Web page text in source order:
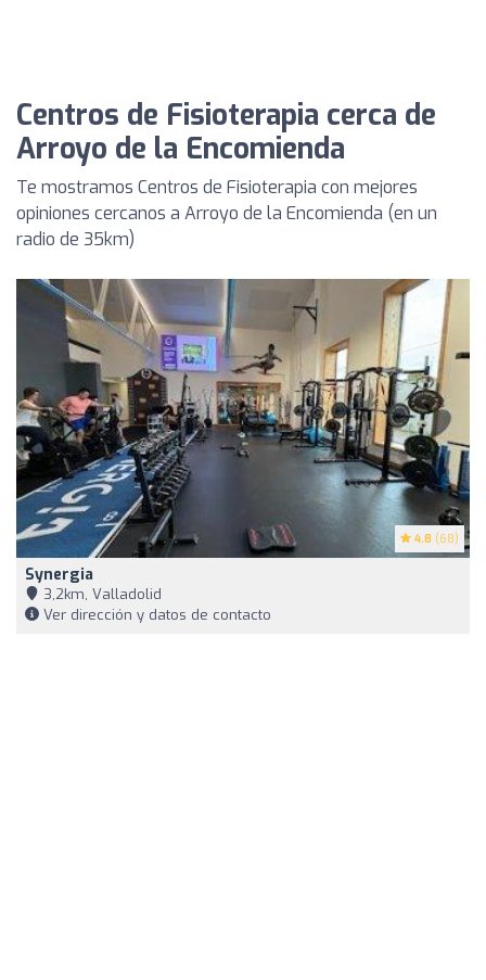
Centros de Fisioterapia cerca de
Arroyo de la Encomienda
Te mostramos Centros de Fisioterapia con mejores
opiniones cercanos a Arroyo de la Encomienda (en un
radio de 35km)
4.8 (68)
Synergia
3,2km, Valladolid
Ver dirección y datos de contacto